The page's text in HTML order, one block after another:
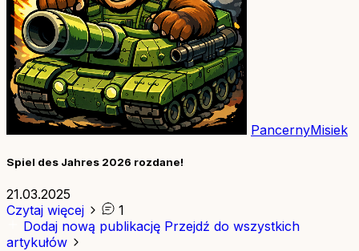
PancernyMisiek
Spiel des Jahres 2026 rozdane!
21.03.2025
Czytaj więcej
1
Dodaj nową publikację Przejdź do wszystkich
artykułów